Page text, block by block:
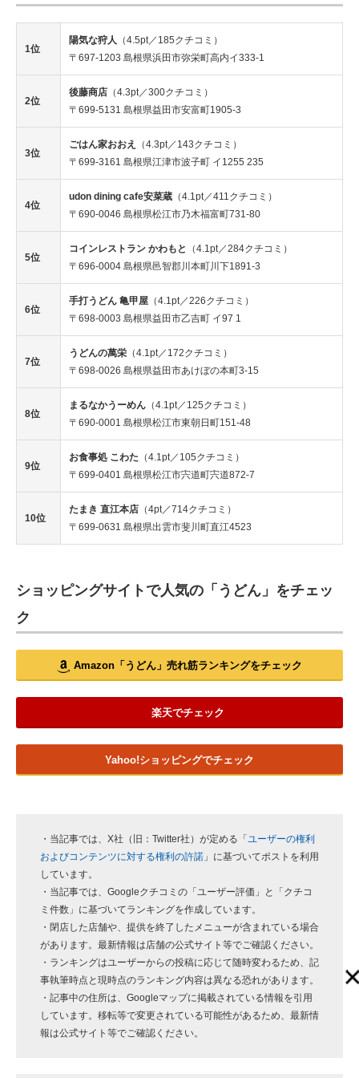
1位
陽気な狩人 （4.5pt／185クチコミ）
〒697-1203 島根県浜田市弥栄町高内イ333-1
2位
後藤商店 （4.3pt／300クチコミ）
〒699-5131 島根県益田市安富町1905-3
3位
ごはん家おおえ
（4.3pt／143クチコミ）
〒699-3161 島根県江津市波子町 イ1255 235
4位
udon dining cafe安菜蔵 （4.1pt／411クチコミ）
〒690-0046 島根県松江市乃木福富町731-80
5位
コインレストラン かわもと
（4.1pt／284クチコミ）
〒696-0004 島根県邑智郡川本町川下1891-3
6位
手打うどん 亀甲屋 （4.1pt／226クチコミ）
〒698-0003 島根県益田市乙吉町 イ97 1
7位
うどんの萬栄 （4.1pt／172クチコミ）
〒698-0026 島根県益田市あけぼの本町3-15
8位
まるなかうーめん （4.1pt／125クチコミ）
〒690-0001 島根県松江市東朝日町151-48
9位
お食事処 こわた （4.1pt／105クチコミ）
〒699-0401 島根県松江市宍道町宍道872-7
10位
たまき 直江本店 （4pt／714クチコミ）
〒699-0631 島根県出雲市斐川町直江4523
ショッピングサイトで人気の「うどん」をチェッ
ク
Amazon「うどん」売れ筋ランキングをチェック
楽天でチェック
Yahoo!ショッピングでチェック
・当記事では、X社（旧：Twitter社）が定める「 ユーザーの権利
およびコンテンツに対する権利の許諾 」に基づいてポストを利用
しています。
・当記事では、Googleクチコミの「ユーザー評価」と「クチコ
ミ件数」に基づいてランキングを作成しています。
・閉店した店舗や、提供を終了したメニューが含まれている場合
があります。最新情報は店舗の公式サイト等でご確認ください。
・ランキングはユーザーからの投稿に応じて随時変わるため、記
事執筆時点と現時点のランキング内容は異なる恐れがあります。
・記事中の住所は、Googleマップに掲載されている情報を引用
しています。移転等で変更されている可能性があるため、最新情
報は公式サイト等でご確認ください。